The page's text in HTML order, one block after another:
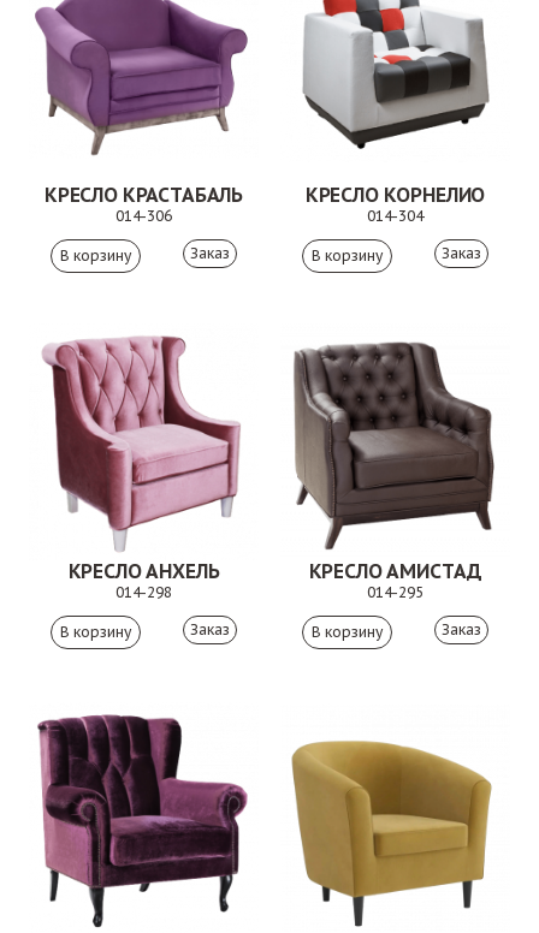
КРЕСЛО КРАСТАБАЛЬ
014-306
Заказ
КРЕСЛО КОРНЕЛИО
014-304
Заказ
КРЕСЛО АНХЕЛЬ
014-298
Заказ
КРЕСЛО АМИСТАД
014-295
Заказ